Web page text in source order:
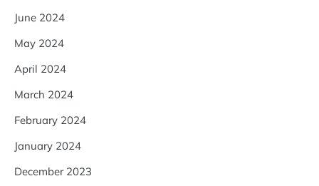
June 2024
May 2024
April 2024
March 2024
February 2024
January 2024
December 2023